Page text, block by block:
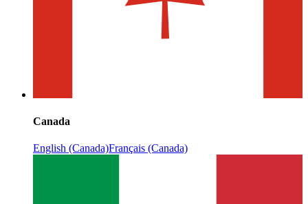
Canada
English (Canada)Français (Canada)